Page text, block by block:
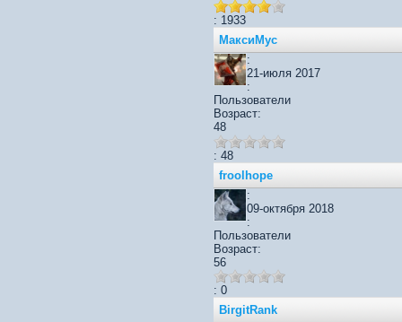
: 1933
МаксиМус
:
21-июля 2017
:
Пользователи
Возраст:
48
: 48
froolhope
:
09-октября 2018
:
Пользователи
Возраст:
56
: 0
BirgitRank